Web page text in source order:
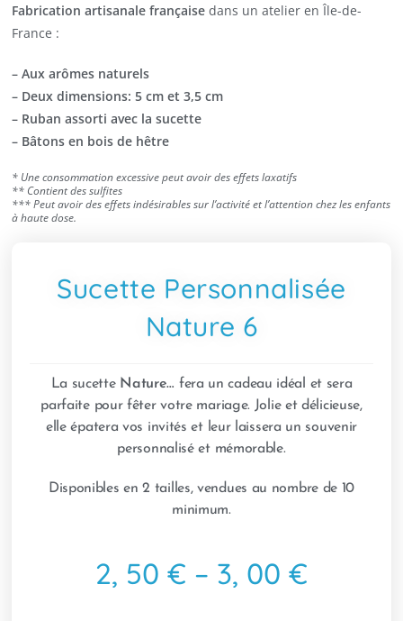
Fabrication artisanale française dans un atelier en Île-de-
France :
– Aux arômes naturels
– Deux dimensions: 5 cm et 3,5 cm
– Ruban assorti avec la sucette
– Bâtons en bois de hêtre
* Une consommation excessive peut avoir des effets laxatifs
** Contient des sulfites
*** Peut avoir des effets indésirables sur l’activité et l’attention chez les enfants
à haute dose.
Sucette Personnalisée
Nature 6
La sucette Nature… fera un cadeau idéal et sera
parfaite pour fêter votre mariage. Jolie et délicieuse,
elle épatera vos invités et leur laissera un souvenir
personnalisé et mémorable.
Disponibles en 2 tailles, vendues au nombre de 10
minimum.
2, 50 € – 3, 00 €